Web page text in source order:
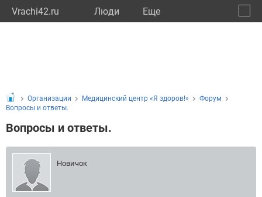
Vrachi42.ru Люди Eще
Организации Медицинский центр «Я здоров!»
Форум
Вопросы и ответы.
Вопросы и ответы.
Новичок